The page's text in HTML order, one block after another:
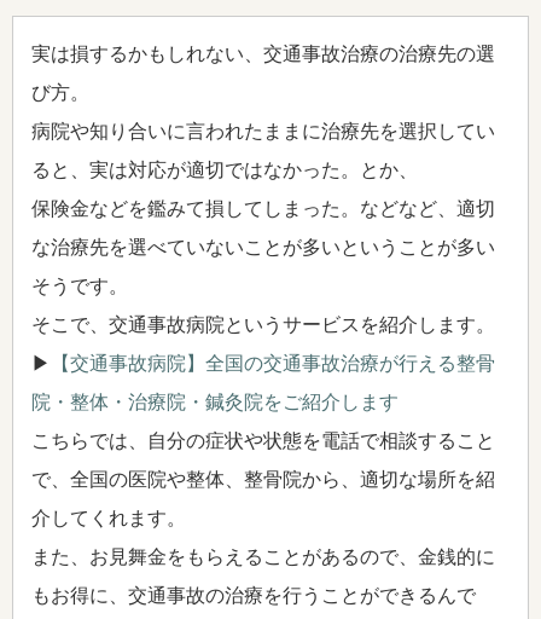
実は損するかもしれない、交通事故治療の治療先の選
び方。
病院や知り合いに言われたままに治療先を選択してい
ると、実は対応が適切ではなかった。とか、
保険金などを鑑みて損してしまった。などなど、適切
な治療先を選べていないことが多いということが多い
そうです。
そこで、交通事故病院というサービスを紹介します。
▶
【交通事故病院】全国の交通事故治療が行える整骨
院・整体・治療院・鍼灸院をご紹介します
こちらでは、自分の症状や状態を電話で相談すること
で、全国の医院や整体、整骨院から、適切な場所を紹
介してくれます。
また、お見舞金をもらえることがあるので、金銭的に
もお得に、交通事故の治療を行うことができるんで